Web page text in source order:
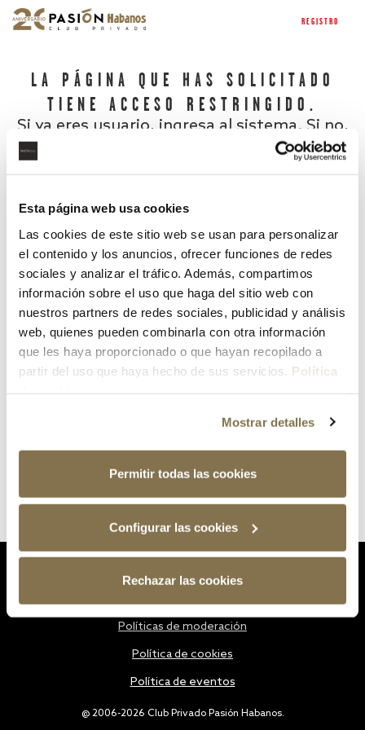
Esta página web usa cookies
Las cookies de este sitio web se usan para personalizar
el contenido y los anuncios, ofrecer funciones de redes
sociales y analizar el tráfico. Además, compartimos
información sobre el uso que haga del sitio web con
nuestros partners de redes sociales, publicidad y análisis
web, quienes pueden combinarla con otra información
que les haya proporcionado o que hayan recopilado a
partir del uso que haya hecho de sus servicios. Política
Mostrar detalles
Permitir todas las cookies
Configurar las cookies
Rechazar las cookies
REGISTRO
LA PÁGINA QUE HAS SOLICITADO
TIENE ACCESO RESTRINGIDO.
Si ya eres usuario, ingresa al sistema. Si no,
¿Has olvidado tu contraseña?
@ 2006-2026 Club Privado Pasión Habanos.
Políticas de moderación
Política de cookies
Política de eventos